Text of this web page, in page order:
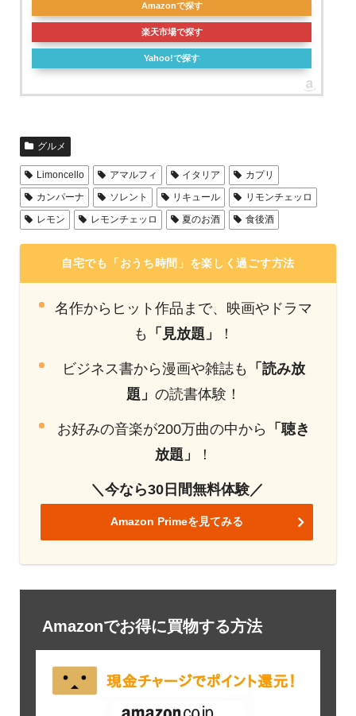
Amazonで探す
楽天市場で探す
Yahoo!で探す
グルメ
Limoncello アマルフィ イタリア
カプリ
カンパーナ
ソレント リキュール
リモンチェッロ
レモン
レモンチェッロ 夏のお酒 食後酒
自宅でも「おうち時間」を楽しく過ごす方法
名作からヒット作品まで、映画やドラマ
も
「見放題」 ！
ビジネス書から漫画や雑誌も
「読み放
題」の読書体験！
お好みの音楽が200万曲の中から
「聴き
放題」
！
＼今なら30日間無料体験／
Amazon Primeを見てみる
Amazonでお得に買物する方法